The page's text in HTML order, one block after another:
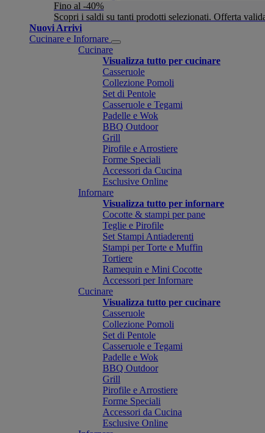
Fino al -40%
Scopri i saldi su tanti prodotti selezionati. Offerta
Nuovi Arrivi
Cucinare e Infornare
Cucinare
Visualizza tutto per cucinare
Casseruole
Collezione Pomoli
Set di Pentole
Casseruole e Tegami
Padelle e Wok
BBQ Outdoor
Grill
Pirofile e Arrostiere
Forme Speciali
Accessori da Cucina
Esclusive Online
Infornare
Visualizza tutto per infornare
Cocotte & stampi per pane
Teglie e Pirofile
Set Stampi Antiaderenti
Stampi per Torte e Muffin
Tortiere
Ramequin e Mini Cocotte
Accessori per Infornare
Cucinare
Visualizza tutto per cucinare
Casseruole
Collezione Pomoli
Set di Pentole
Casseruole e Tegami
Padelle e Wok
BBQ Outdoor
Grill
Pirofile e Arrostiere
Forme Speciali
Accessori da Cucina
Esclusive Online